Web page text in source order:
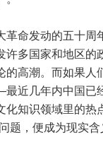
命发动的五十周
许多国家和地区的
的高潮。而如果
近几年内中国已
化知识领域里的热
题，便成为现实